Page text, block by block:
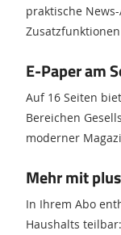
praktische
E-Paper am
Auf 16 Seiten
Bereichen
moderner
Mehr mit plus
In Ihrem Abo
Haushalts